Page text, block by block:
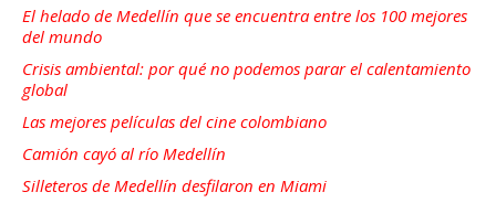
El helado de Medellín que se encuentra entre los 100 mejores
del mundo
Crisis ambiental: por qué no podemos parar el calentamiento
global
Las mejores películas del cine colombiano
Camión cayó al río Medellín
Silleteros de Medellín desfilaron en Miami